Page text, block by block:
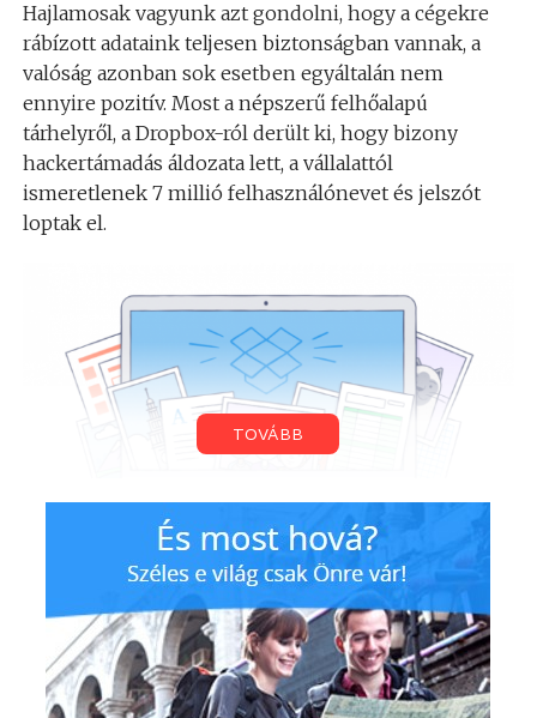
Hajlamosak vagyunk azt gondolni, hogy a cégekre
rábízott adataink teljesen biztonságban vannak, a
valóság azonban sok esetben egyáltalán nem
ennyire pozitív. Most a népszerű felhőalapú
tárhelyről, a Dropbox-ról derült ki, hogy bizony
hackertámadás áldozata lett, a vállalattól
ismeretlenek 7 millió felhasználónevet és jelszót
loptak el.
A probléma nem a cég szolgáltatásával volt, hanem
egy külső alkalmazással, melyből sikerült hozzáférni
az adatbázishoz. Szerencsére a Dropbox szerint ezen
jelszavak nagyobbik része már nem használt
fiókokhoz kapcsolódik, ám ennek ellenére azt
javasolják, hogy mindenki változtassa meg a
TOVÁBB